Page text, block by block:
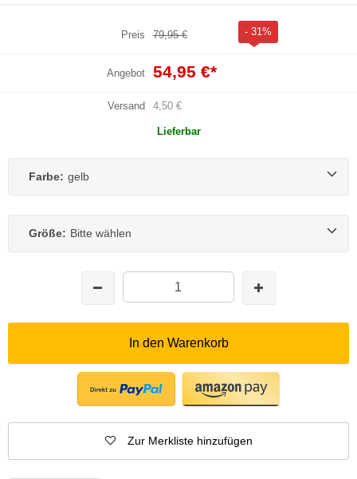
Preis 79,95 € - 31%
Angebot 54,95 €*
Versand 4,50 €
Lieferbar
Farbe: gelb
Größe: Bitte wählen
In den Warenkorb
Zur Merkliste hinzufügen